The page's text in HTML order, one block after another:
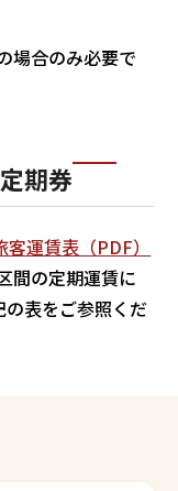
場合のみ必要で
期券
客運賃表（PDF）
間の定期運賃に
表をご参照くだ